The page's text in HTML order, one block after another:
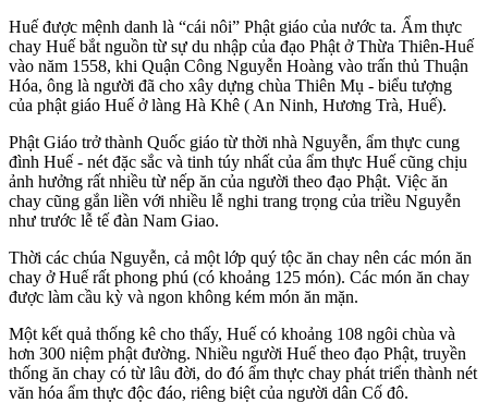
Huế được mệnh danh là “cái nôi” Phật giáo của nước ta. Ẩm thực
chay Huế bắt nguồn từ sự du nhập của đạo Phật ở Thừa Thiên-Huế
vào năm 1558, khi Quận Công Nguyễn Hoàng vào trấn thủ Thuận
Hóa, ông là người đã cho xây dựng chùa Thiên Mụ - biểu tượng
của phật giáo Huế ở làng Hà Khê ( An Ninh, Hương Trà, Huế).
Phật Giáo trở thành Quốc giáo từ thời nhà Nguyễn, ẩm thực cung
đình Huế - nét đặc sắc và tinh túy nhất của ẩm thực Huế cũng chịu
ảnh hưởng rất nhiều từ nếp ăn của người theo đạo Phật. Việc ăn
chay cũng gắn liền với nhiều lễ nghi trang trọng của triều Nguyễn
như trước lễ tế đàn Nam Giao.
Thời các chúa Nguyễn, cả một lớp quý tộc ăn chay nên các món ăn
chay ở Huế rất phong phú (có khoảng 125 món). Các món ăn chay
được làm cầu kỳ và ngon không kém món ăn mặn.
Một kết quả thống kê cho thấy, Huế có khoảng 108 ngôi chùa và
hơn 300 niệm phật đường. Nhiều người Huế theo đạo Phật, truyền
thống ăn chay có từ lâu đời, do đó ẩm thực chay phát triển thành nét
văn hóa ẩm thực độc đáo, riêng biệt của người dân Cố đô.